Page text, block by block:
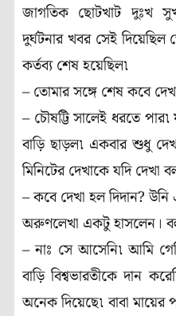
জাগতিক ছোটখাট দুঃখ
দুর্ঘটনার খবর সেই দিয়েছিল
কর্তব্য শেষ হয়েছিল৷
– তোমার সঙ্গে শেষ কবে
– চৌষট্টি সালেই ধরতে
বাড়ি ছাড়ল৷ একবার শুধু
মিনিটের দেখাকে যদি দেখা
– কবে দেখা হল দিদান?
অরুণলেখা একটু হাসলেন।
– নাঃ সে আসেনি৷ আমি
বাড়ি বিশ্বভারতীকে দান
অনেক দিয়েছে৷ বাবা মায়ের